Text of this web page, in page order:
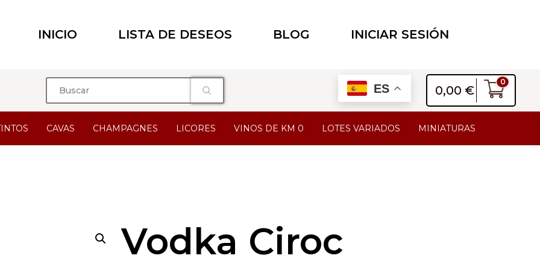
INICIO LISTA DE DESEOS BLOG INICIAR SESIÓN
ES 0,00 €
0
CAVAS CHAMPAGNES LICORES VINOS DE KM 0 LOTES VARIADOS MINIATURAS
Vodka Ciroc